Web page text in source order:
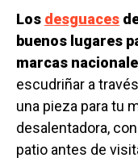
Los desguaces
buenos lugares
marcas
escudriñar a
una pieza para tu
desalentadora,
patio antes de